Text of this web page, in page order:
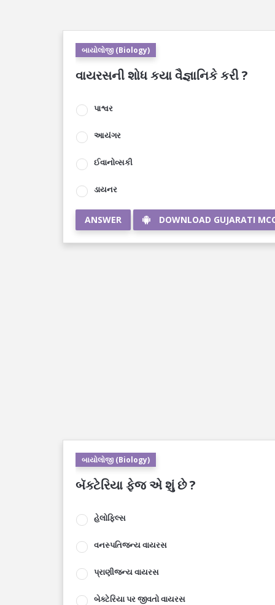
બાયોલોજી (Biology)
વાયરસની શોધ કયા વૈજ્ઞાનિકે કરી ?
પાશ્વર
આયંગર
ઈવાનોવ્સકી
ડાયનર
ANSWER DOWNLOAD GUJARATI
બાયોલોજી (Biology)
બૅક્ટેરિયા ફેજ એ શું છે ?
હેલોફિલ્સ
વનસ્પતિજન્ય વાયરસ
પ્રાણીજન્ય વાયરસ
બેક્ટેરિયા પર જીવતો વાયરસ